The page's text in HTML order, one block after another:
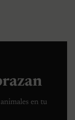
en tu